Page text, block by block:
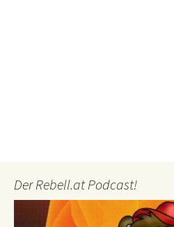
Der Rebell.at Podcast!